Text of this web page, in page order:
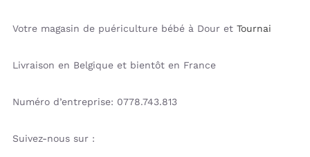
Votre magasin de puériculture bébé à Dour et Tournai
Livraison en Belgique et bientôt en France
Numéro d’entreprise: 0778.743.813
Suivez-nous sur :